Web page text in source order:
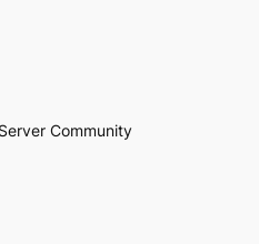
Community